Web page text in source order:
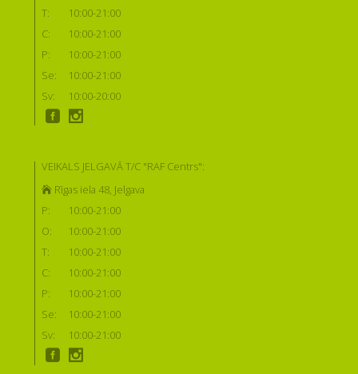
T:
10:00-21:00
C:
10:00-21:00
P:
10:00-21:00
Se:
10:00-21:00
Sv:
10:00-20:00
VEIKALS JELGAVĀ T/C "RAF Centrs":
Rīgas iela 48, Jelgava
P:
10:00-21:00
O:
10:00-21:00
T:
10:00-21:00
C:
10:00-21:00
P:
10:00-21:00
Se:
10:00-21:00
Sv:
10:00-21:00